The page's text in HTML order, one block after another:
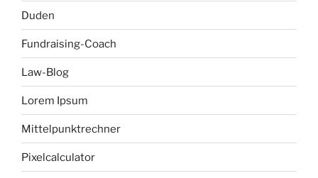
Duden
Fundraising-Coach
Law-Blog
Lorem Ipsum
Mittelpunktrechner
Pixelcalculator